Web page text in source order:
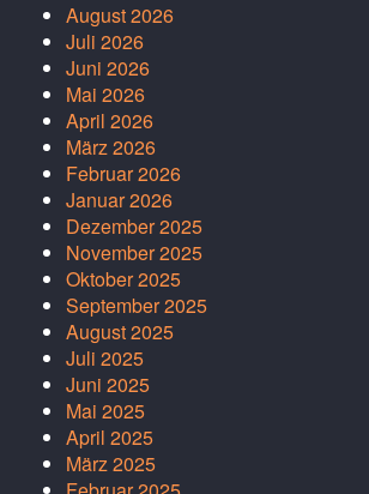
August 2026
Juli 2026
Juni 2026
Mai 2026
April 2026
März 2026
Februar 2026
Januar 2026
Dezember 2025
November 2025
Oktober 2025
September 2025
August 2025
Juli 2025
Juni 2025
Mai 2025
April 2025
März 2025